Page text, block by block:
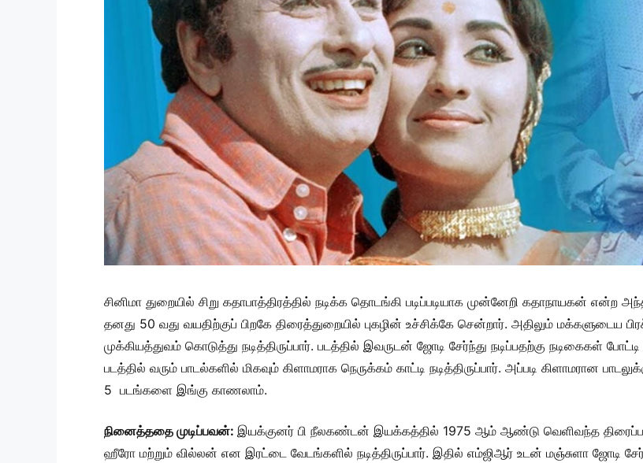
சினிமா துறையில் சிறு கதாபாத்திரத்தில் நடிக்க தொடங்கி படிப்படியாக முன்னேறி கதாநாயகன்
தனது 50 வது வயதிற்குப் பிறகே திரைத்துறையில் புகழின் உச்சிக்கே சென்றார். அதிலும்
முக்கியத்துவம் கொடுத்து நடித்திருப்பார். படத்தில் இவருடன் ஜோடி சேர்ந்து நடிப்பதற்கு நடிகைகள்
படத்தில் வரும் பாடல்களில் மிகவும் கிளாமராக நெருக்கம் காட்டி நடித்திருப்பார். அப்படி கிளாமரான
5 படங்களை இங்கு காணலாம்.
நினைத்ததை முடிப்பவன்: இயக்குனர் பி நீலகண்டன் இயக்கத்தில் 1975 ஆம் ஆண்டு வெளிவந்த
ஹீரோ மற்றும் வில்லன் என இரட்டை வேடங்களில் நடித்திருப்பார். இதில் எம்ஜிஆர் உடன் மஞ்சுளா ஜோடி